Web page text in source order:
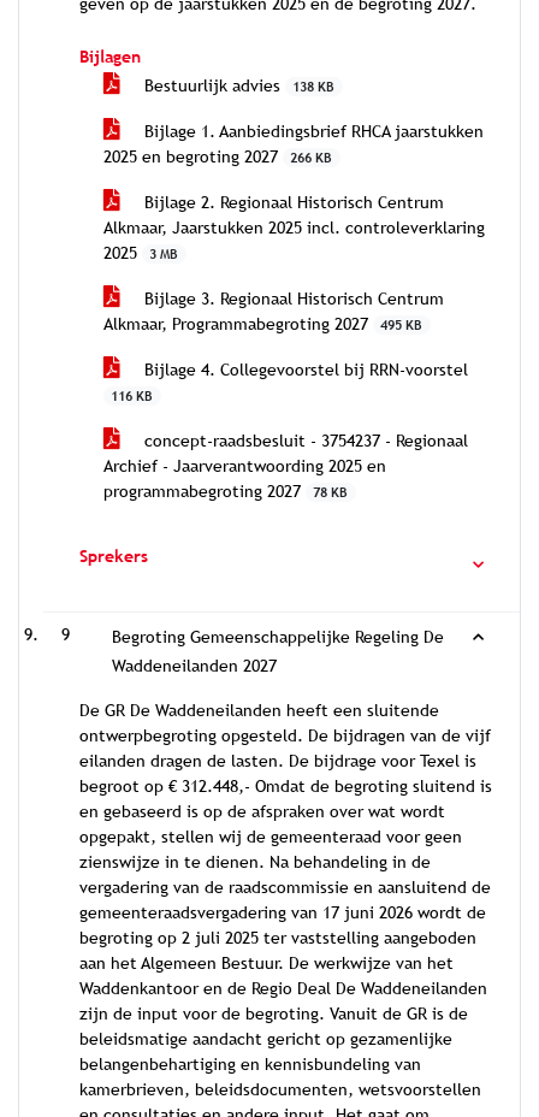
Bijlagen
Bestuurlijk advies
138 KB
Bijlage 1. Aanbiedingsbrief RHCA jaarstukken
2025 en begroting 2027
266 KB
Bijlage 2. Regionaal Historisch Centrum
Alkmaar, Jaarstukken 2025 incl. controleverklaring
2025
3 MB
Bijlage 3. Regionaal Historisch Centrum
Alkmaar, Programmabegroting 2027
495 KB
Bijlage 4. Collegevoorstel bij RRN-voorstel
116 KB
concept-raadsbesluit - 3754237 - Regionaal
Archief - Jaarverantwoording 2025 en
programmabegroting 2027
78 KB
Sprekers
9
Begroting Gemeenschappelijke Regeling De
Waddeneilanden 2027
De GR De Waddeneilanden heeft een sluitende
ontwerpbegroting opgesteld. De bijdragen van de vijf
eilanden dragen de lasten. De bijdrage voor Texel is
begroot op € 312.448,- Omdat de begroting sluitend is
en gebaseerd is op de afspraken over wat wordt
opgepakt, stellen wij de gemeenteraad voor geen
zienswijze in te dienen. Na behandeling in de
vergadering van de raadscommissie en aansluitend de
gemeenteraadsvergadering van 17 juni 2026 wordt de
begroting op 2 juli 2025 ter vaststelling aangeboden
aan het Algemeen Bestuur. De werkwijze van het
Waddenkantoor en de Regio Deal De Waddeneilanden
zijn de input voor de begroting. Vanuit de GR is de
beleidsmatige aandacht gericht op gezamenlijke
belangenbehartiging en kennisbundeling van
kamerbrieven, beleidsdocumenten, wetsvoorstellen